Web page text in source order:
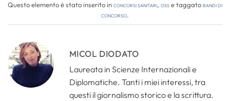
Questo elemento è stato inserito inConcorsi Sanitari, OSSe taggatobandi di
concorso.
MICOL DIODATO
Laureata in Scienze Internazionali e
Diplomatiche. Tanti i miei interessi, tra
questi il giornalismo storico e la scrittura.